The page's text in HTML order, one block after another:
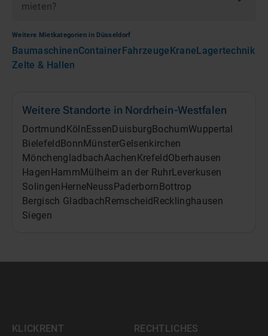
mieten?
Weitere Mietkategorien in Düsseldorf
BaumaschinenContainerFahrzeugeKraneLagertechnik
Zelte & Hallen
Weitere Standorte in Nordrhein-Westfalen
Dortmund Köln Essen Duisburg BochumWuppertal
Bielefeld Bonn MünsterGelsenkirchen
MönchengladbachAachen Krefeld Oberhausen
Hagen Hamm Mülheim an der RuhrLeverkusen
Solingen HerneNeuss Paderborn Bottrop
Bergisch Gladbach Remscheid Recklinghausen
Siegen
KLICKRENT RECHTLICHES